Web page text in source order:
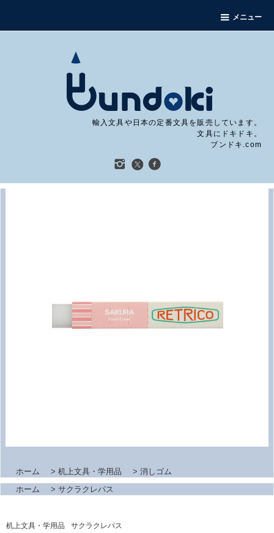
メニュー
輸入文具や日本の定番文具を販売しています。
文具にドキドキ。
ブンドキ.com
ホーム > 机上文具・学用品 > 消しゴム
ホーム
> サクラクレパス
机上文具・学用品 サクラクレパス